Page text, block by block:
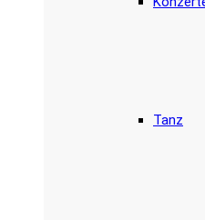
Tanz